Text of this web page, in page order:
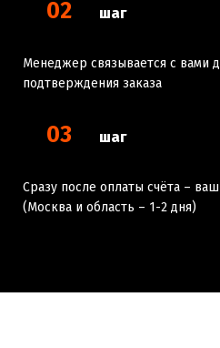
02 шаг
Менеджер связывается с вами
подтверждения заказа
03 шаг
Сразу после оплаты счёта –
(Москва и область – 1-2 дня)